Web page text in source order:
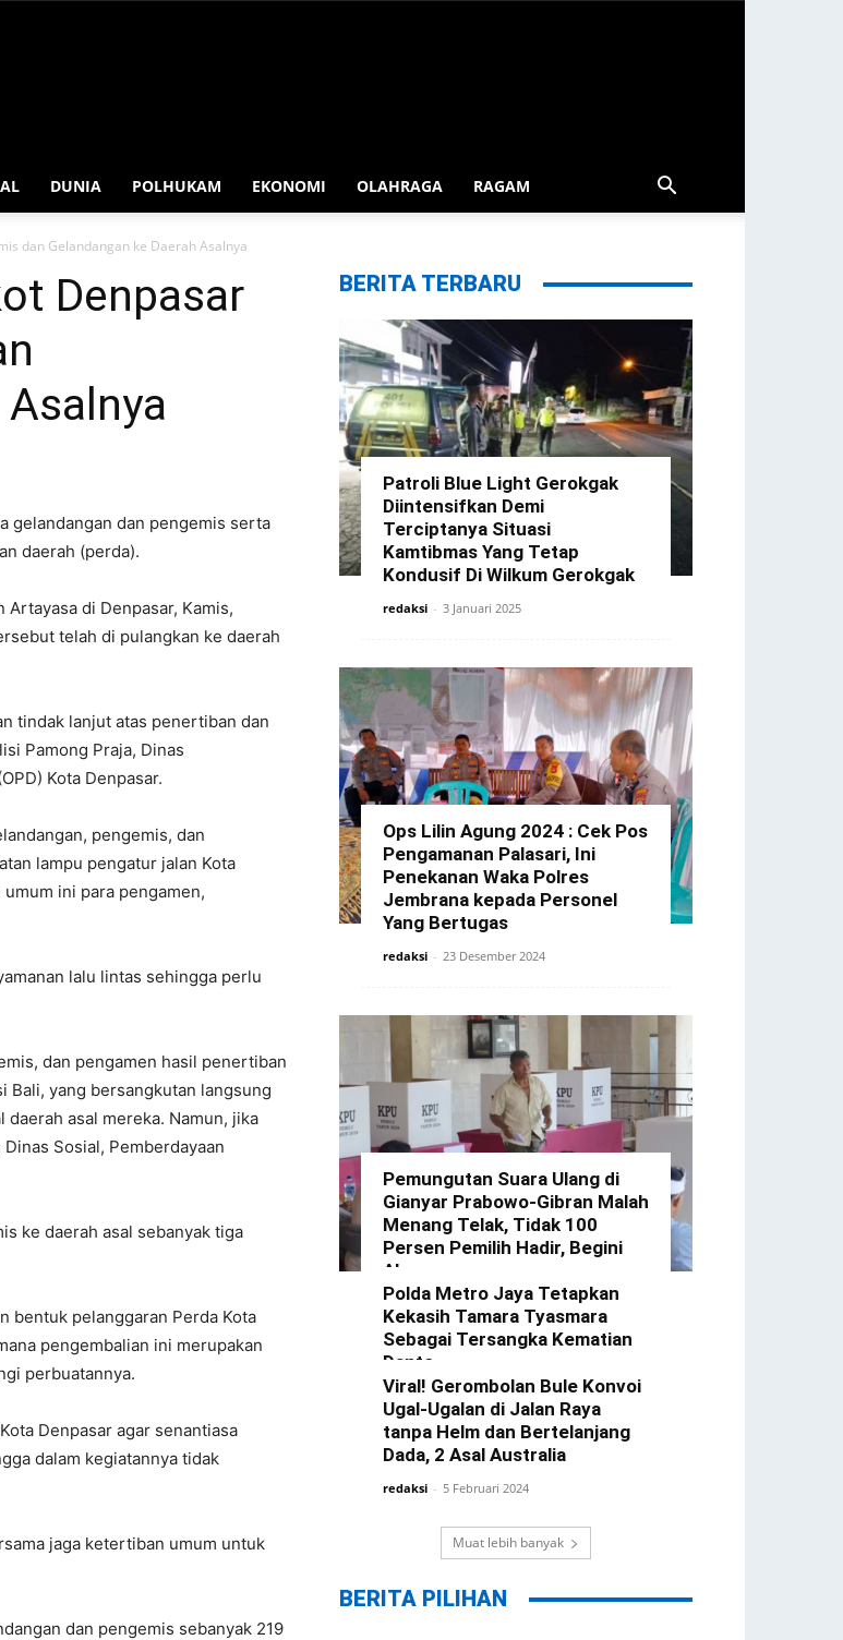
DUNIA POLHUKAM EKONOMI OLAHRAGA RAGAM
dan Gelandangan ke Daerah Asalnya
Denpasar
gelandangan dan pengemis serta
daerah (perda).
Artayasa di Denpasar, Kamis,
telah di pulangkan ke daerah
tindak lanjut atas penertiban dan
Pamong Praja, Dinas
Kota Denpasar.
pengemis, dan
lampu pengatur jalan Kota
ini para pengamen,
lalu lintas sehingga perlu
dan pengamen hasil penertiban
Bali, yang bersangkutan langsung
asal mereka. Namun, jika
Sosial, Pemberdayaan
ke daerah asal sebanyak tiga
bentuk pelanggaran Perda Kota
pengembalian ini merupakan
perbuatannya.
Denpasar agar senantiasa
dalam kegiatannya tidak
jaga ketertiban umum untuk
dan pengemis sebanyak 219
BERITA TERBARU
Patroli Blue Light Gerokgak
Diintensifkan Demi
Terciptanya Situasi
Kamtibmas Yang Tetap
Kondusif Di Wilkum Gerokgak
redaksi - 3 Januari 2025
Ops Lilin Agung 2024 : Cek Pos
Pengamanan Palasari, Ini
Penekanan Waka Polres
Jembrana kepada Personel
Yang Bertugas
redaksi - 23 Desember 2024
Pemungutan Suara Ulang di
Gianyar Prabowo-Gibran Malah
Menang Telak, Tidak 100
Persen Pemilih Hadir, Begini
Alasannya
redaksi - 22 Februari 2024
Polda Metro Jaya Tetapkan
Kekasih Tamara Tyasmara
Sebagai Tersangka Kematian
Dante
redaksi - 12 Februari 2024
Viral! Gerombolan Bule Konvoi
Ugal-Ugalan di Jalan Raya
tanpa Helm dan Bertelanjang
Dada, 2 Asal Australia
redaksi - 5 Februari 2024
Muat lebih banyak
BERITA PILIHAN